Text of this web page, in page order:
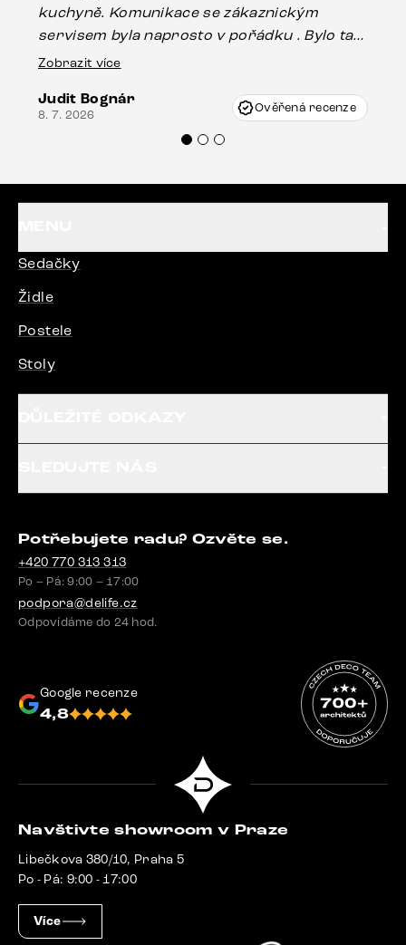
kuchyně. Komunikace se zákaznickým
servisem byla naprosto v pořádku . Bylo tam
drobné poškození u nohy stolu, které mohlo
Vincze mi velmi korektně vyšli vstříc.
Doporučuji produkty Delife všem.“
Zobrazit více
Judit Bognár
8. 7. 2026 Ověřená recenze
Sedačky
Židle
Postele
Stoly
Potřebujete radu? Ozvěte se.
+420 770 313 313
Po – Pá: 9:00 – 17:00
podpora@delife.cz
Odpovídáme do 24 hod.
Google recenze
4,8
Navštivte showroom v Praze
Libečkova 380/10, Praha 5
Po - Pá: 9:00 - 17:00
Více